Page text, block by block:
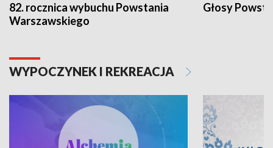
82. rocznica wybuchu Powstania
Warszawskiego
Głosy
WYPOCZYNEK I REKREACJA